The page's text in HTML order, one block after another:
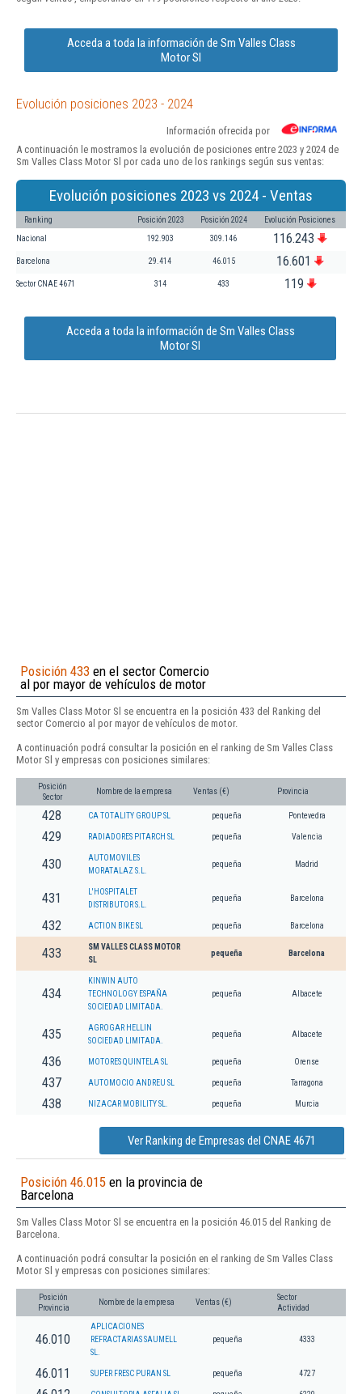
Acceda a toda la información de Sm Valles Class
Motor Sl
Evolución posiciones 2023 - 2024
Información ofrecida por
A continuación le mostramos la evolución de posiciones entre 2023 y 2024 de
Sm Valles Class Motor Sl por cada uno de los rankings según sus ventas:
Evolución posiciones 2023 vs 2024 - Ventas
Ranking Posición 2023 Posición 2024 Evolución Posiciones
Nacional 192.903 309.146 116.243
Barcelona 29.414 46.015 16.601
Sector CNAE 4671 314 433 119
Acceda a toda la información de Sm Valles Class
Motor Sl
Posición 433 en el sector Comercio
al por mayor de vehículos de motor
Sm Valles Class Motor Sl se encuentra en la posición 433 del Ranking del
sector Comercio al por mayor de vehículos de motor.
A continuación podrá consultar la posición en el ranking de Sm Valles Class
Motor Sl y empresas con posiciones similares:
Posición
Sector
Nombre de la empresa Ventas (€) Provincia
428 CA TOTALITY GROUP SL pequeña Pontevedra
429 RADIADORES PITARCH SL pequeña Valencia
430
AUTOMOVILES
MORATALAZ S.L.
pequeña Madrid
431
L'HOSPITALET
DISTRIBUTOR S.L.
pequeña Barcelona
432 ACTION BIKE SL pequeña Barcelona
433
SM VALLES CLASS MOTOR
SL
pequeña Barcelona
434
KINWIN AUTO
TECHNOLOGY ESPAÑA
SOCIEDAD LIMITADA.
pequeña Albacete
435
AGROGAR HELLIN
SOCIEDAD LIMITADA.
pequeña Albacete
436 MOTORES QUINTELA SL pequeña Orense
437 AUTOMOCIO ANDREU SL pequeña Tarragona
438 NIZACAR MOBILITY SL. pequeña Murcia
Ver Ranking de Empresas del CNAE 4671
Posición 46.015 en la provincia de
Barcelona
Sm Valles Class Motor Sl se encuentra en la posición 46.015 del Ranking de
Barcelona.
A continuación podrá consultar la posición en el ranking de Sm Valles Class
Motor Sl y empresas con posiciones similares:
Posición
Provincia
Nombre de la empresa Ventas (€)
Sector
Actividad
46.010
APLICACIONES
REFRACTARIAS SAUMELL
SL.
pequeña 4333
46.011 SUPER FRESC PURAN SL pequeña 4727